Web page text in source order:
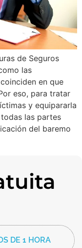
de Seguros
las
en que
eso, para tratar
y equipararla
las partes
del baremo
DE 1 HORA